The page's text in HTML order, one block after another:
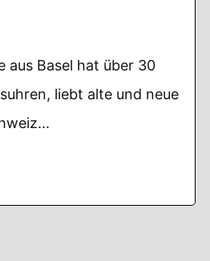
aus Basel hat über 30
liebt alte und neue